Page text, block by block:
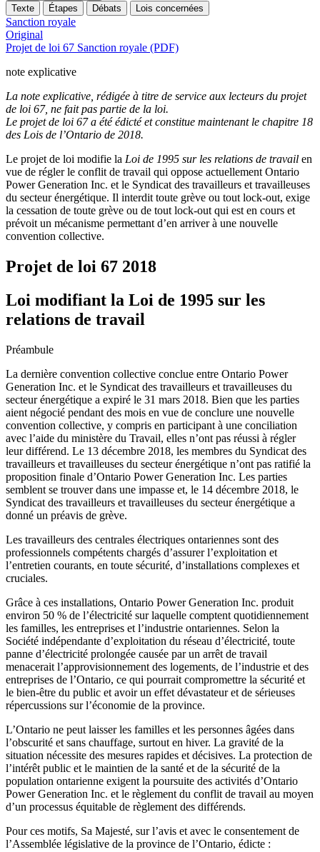
Texte
Étapes Débats Lois concernées
Sanction royale
Original
Projet de loi 67 Sanction royale (PDF)
note explicative
La note explicative, rédigée à titre de service aux lecteurs du projet
de loi 67, ne fait pas partie de la loi.
Le projet de loi 67 a été édicté et constitue maintenant le chapitre 18
des Lois de l’Ontario de 2018.
Le projet de loi modifie la Loi de 1995 sur les relations de travail en
vue de régler le conflit de travail qui oppose actuellement Ontario
Power Generation Inc. et le Syndicat des travailleurs et travailleuses
du secteur énergétique. Il interdit toute grève ou tout lock-out, exige
la cessation de toute grève ou de tout lock-out qui est en cours et
prévoit un mécanisme permettant d’en arriver à une nouvelle
convention collective.
Projet de loi 67 2018
Loi modifiant la Loi de 1995 sur les
relations de travail
Préambule
La dernière convention collective conclue entre Ontario Power
Generation Inc. et le Syndicat des travailleurs et travailleuses du
secteur énergétique a expiré le 31 mars 2018. Bien que les parties
aient négocié pendant des mois en vue de conclure une nouvelle
convention collective, y compris en participant à une conciliation
avec l’aide du ministère du Travail, elles n’ont pas réussi à régler
leur différend. Le 13 décembre 2018, les membres du Syndicat des
travailleurs et travailleuses du secteur énergétique n’ont pas ratifié la
proposition finale d’Ontario Power Generation Inc. Les parties
semblent se trouver dans une impasse et, le 14 décembre 2018, le
Syndicat des travailleurs et travailleuses du secteur énergétique a
donné un préavis de grève.
Les travailleurs des centrales électriques ontariennes sont des
professionnels compétents chargés d’assurer l’exploitation et
l’entretien courants, en toute sécurité, d’installations complexes et
cruciales.
Grâce à ces installations, Ontario Power Generation Inc. produit
environ 50 % de l’électricité sur laquelle comptent quotidiennement
les familles, les entreprises et l’industrie ontariennes. Selon la
Société indépendante d’exploitation du réseau d’électricité, toute
panne d’électricité prolongée causée par un arrêt de travail
menacerait l’approvisionnement des logements, de l’industrie et des
entreprises de l’Ontario, ce qui pourrait compromettre la sécurité et
le bien-être du public et avoir un effet dévastateur et de sérieuses
répercussions sur l’économie de la province.
L’Ontario ne peut laisser les familles et les personnes âgées dans
l’obscurité et sans chauffage, surtout en hiver. La gravité de la
situation nécessite des mesures rapides et décisives. La protection de
l’intérêt public et le maintien de la santé et de la sécurité de la
population ontarienne exigent la poursuite des activités d’Ontario
Power Generation Inc. et le règlement du conflit de travail au moyen
d’un processus équitable de règlement des différends.
Pour ces motifs, Sa Majesté, sur l’avis et avec le consentement de
l’Assemblée législative de la province de l’Ontario, édicte :